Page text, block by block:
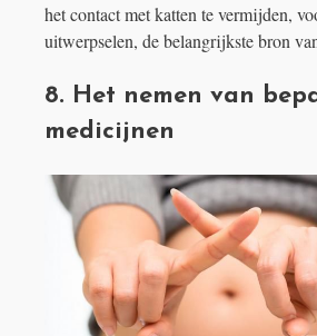
het contact met katten te vermijden,
uitwerpselen, de belangrijkste bron
8. Het nemen van
medicijnen